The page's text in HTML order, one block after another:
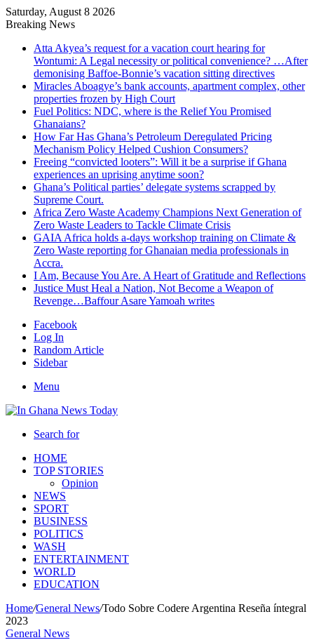
Saturday, August 8 2026
Breaking News
Atta Akyea’s request for a vacation court hearing for
Wontumi: A Legal necessity or political convenience? …After
demonising Baffoe-Bonnie’s vacation sitting directives
Miracles Aboagye’s bank accounts, apartment complex, other
properties frozen by High Court
Fuel Politics: NDC, where is the Relief You Promised
Ghanaians?
How Far Has Ghana’s Petroleum Deregulated Pricing
Mechanism Policy Helped Cushion Consumers?
Freeing “convicted looters”: Will it be a surprise if Ghana
experiences an uprising anytime soon?
Ghana’s Political parties’ delegate systems scrapped by
Supreme Court.
Africa Zero Waste Academy Champions Next Generation of
Zero Waste Leaders to Tackle Climate Crisis
GAIA Africa holds a-days workshop training on Climate &
Zero Waste reporting for Ghanaian media professionals in
Accra.
I Am, Because You Are. A Heart of Gratitude and Reflections
Justice Must Heal a Nation, Not Become a Weapon of
Revenge…Baffour Asare Yamoah writes
Facebook
Log In
Random Article
Sidebar
Menu
Search for
HOME
TOP STORIES
Opinion
NEWS
SPORT
BUSINESS
POLITICS
WASH
ENTERTAINMENT
WORLD
EDUCATION
Home/General News/Todo Sobre Codere Argentina Reseña íntegral
2023
General News